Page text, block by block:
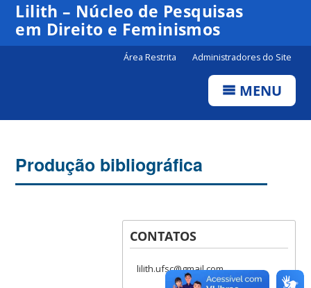
Canais
Lilith – Núcleo de Pesquisas
em Direito e Feminismos
Área Restrita Administradores do Site
MENU
Produção bibliográfica
CONTATOS
lilith.ufsc@gmail.com